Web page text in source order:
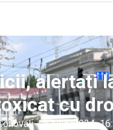
alertați
cu
| 1 iulie, 2024